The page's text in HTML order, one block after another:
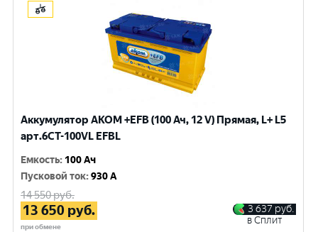
Аккумулятор AKOM +EFB (100 Ач, 12 V) Прямая, L+ L5
арт.6СТ-100VL EFBL
Емкость: 100 Ач
Пусковой ток:930 A
14 550руб.
13 650 руб.
при обмене
3 637 руб.
в Сплит